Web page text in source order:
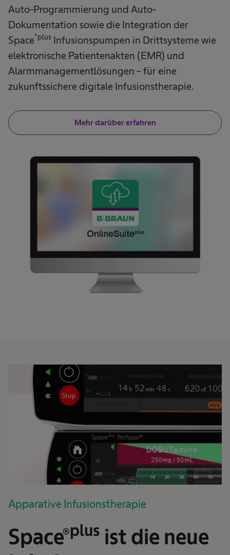
Auto-Programmierung und Auto-
Dokumentation sowie die Integration der
Space®plus Infusionspumpen in Drittsysteme wie
elektronische Patientenakten (EMR) und
Alarmmanagementlösungen – für eine
zukunftssichere digitale Infusionstherapie.
Mehr darüber erfahren
Apparative Infusionstherapie
Space®plus ist die neue